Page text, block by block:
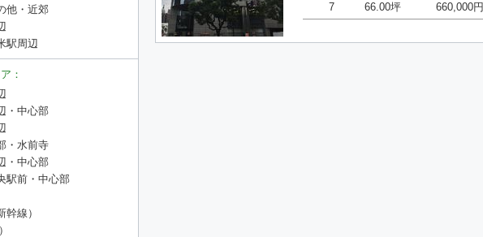
7
66.00坪 660,000円
他・近郊
駅周辺
：
・中心部
・水前寺
・中心部
駅前・中心部
幹線）